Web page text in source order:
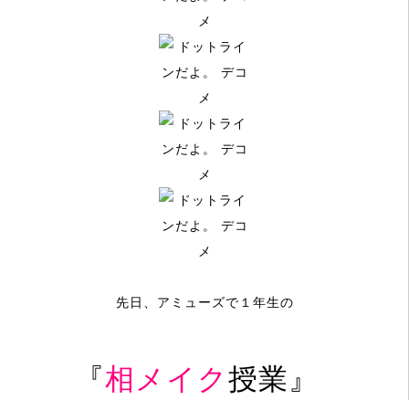
先日、アミューズで１年生の
『相メイク授業 』